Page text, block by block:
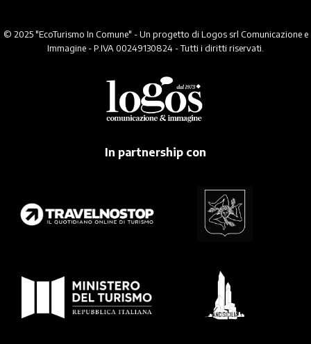
© 2025 "EcoTurismo In Comune" - Un progetto di Logos srl Comunicazione e
Immagine - P.IVA 00249130824 - Tutti i diritti riservati.
In partnership con